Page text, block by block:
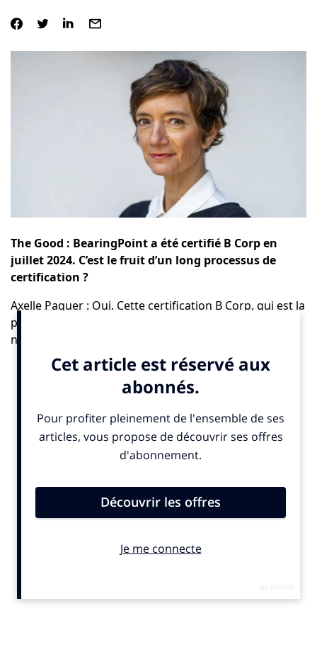
The Good : BearingPoint a été certifié B Corp en
juillet 2024. C’est le fruit d’un long processus de
certification ?
Axelle Paquer : Oui. Cette certification B Corp, qui est la
plus reconnue à l’international, permet de valoriser
notre performance environnementale et sociale. En
tant que cabinet de conseil en management, notre
impact environnemental passe par notre action vis-à-
vis et à travers nos missions clients. Par exemple, les
ou paternité supplémentaire par rapport aux congés
légaux accordés. L’égalité entre les femmes et les
hommes, que ce soit concernant le niveau
de nos axes prioritaires. Nous avons actuellement un
taux de 27% de femmes senior managers et plus chez
pour atteindre 30% minimum.
mondiaux publics et privés – sur le volet